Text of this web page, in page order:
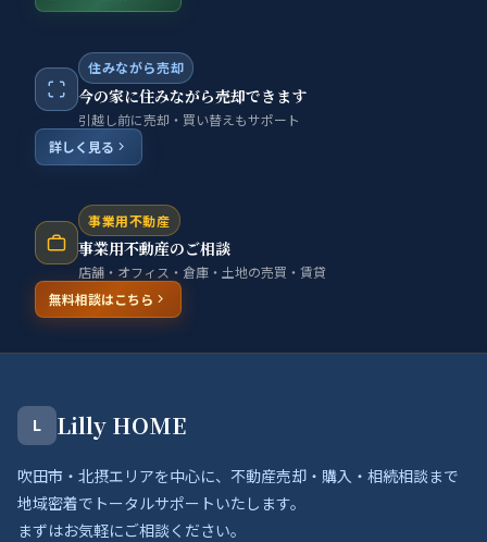
住みながら売却
今の家に住みながら売却できます
引越し前に売却・買い替えもサポート
詳しく見る
事業用不動産
事業用不動産のご相談
店舗・オフィス・倉庫・土地の売買・賃貸
無料相談はこちら
L Lilly HOME
吹田市・北摂エリアを中心に、不動産売却・購入・相続相談まで
地域密着でトータルサポートいたします。
まずはお気軽にご相談ください。